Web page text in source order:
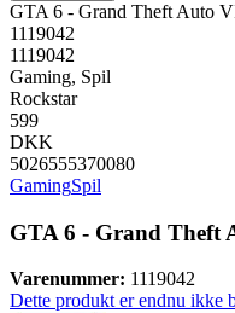
GTA 6 - Grand Theft Auto
1119042
1119042
Gaming, Spil
Rockstar
599
DKK
5026555370080
GamingSpil
GTA 6 - Grand Theft
Varenummer: 1119042
Dette produkt er endnu ikke